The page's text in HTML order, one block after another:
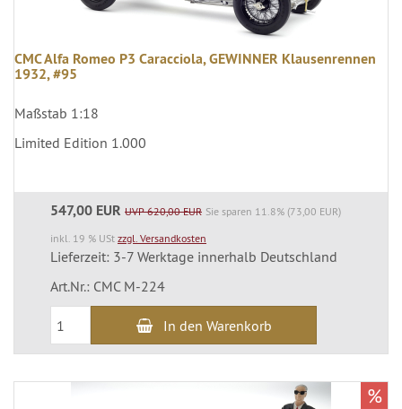
CMC Alfa Romeo P3 Caracciola, GEWINNER Klausenrennen
1932, #95
Maßstab 1:18
Limited Edition 1.000
547,00 EUR UVP 620,00 EUR Sie sparen 11.8% (73,00 EUR)
inkl. 19 % USt zzgl. Versandkosten
Lieferzeit: 3-7 Werktage innerhalb Deutschland
Art.Nr.: CMC M-224
In den Warenkorb
%